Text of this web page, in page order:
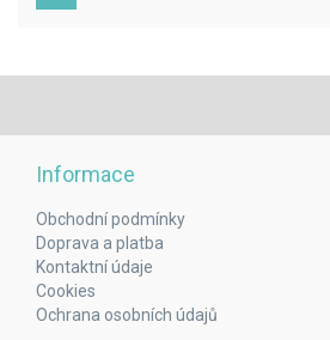
Informace
Obchodní podmínky
Doprava a platba
Kontaktní údaje
Cookies
Ochrana osobních údajů